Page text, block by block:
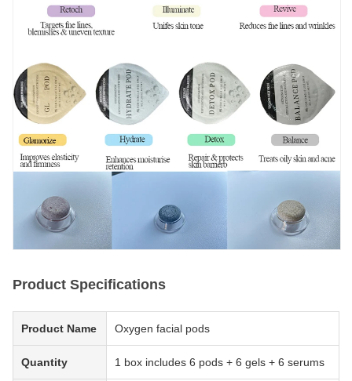
Product Specifications
Product Name Oxygen facial pods
Quantity 1 box includes 6 pods + 6 gels + 6 serums